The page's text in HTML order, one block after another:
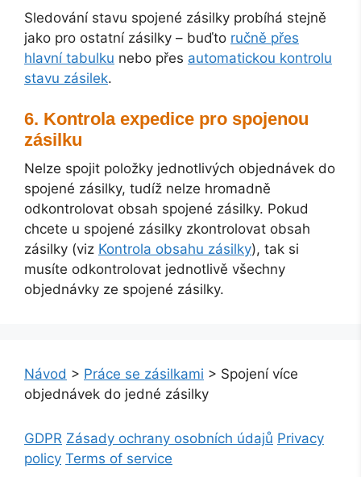
Sledování stavu spojené zásilky probíhá stejně
jako pro ostatní zásilky – buďto ručně přes
hlavní tabulku nebo přes automatickou kontrolu
stavu zásilek.
Kontrola expedice pro spojenou
zásilku
Nelze spojit položky jednotlivých objednávek do
spojené zásilky, tudíž nelze hromadně
odkontrolovat obsah spojené zásilky. Pokud
chcete u spojené zásilky zkontrolovat obsah
zásilky (viz Kontrola obsahu zásilky), tak si
musíte odkontrolovat jednotlivě všechny
objednávky ze spojené zásilky.
Návod > Práce se zásilkami > Spojení více
objednávek do jedné zásilky
GDPR Zásady ochrany osobních údajů Privacy
policy Terms of service